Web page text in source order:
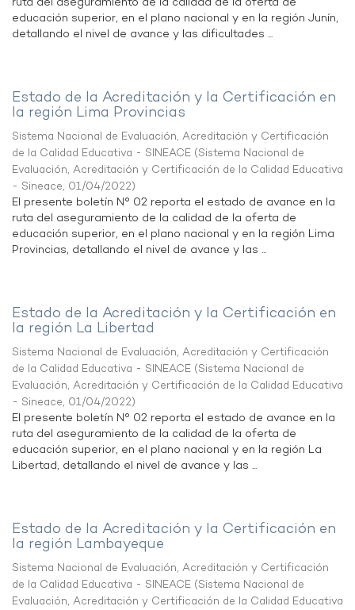
educación superior, en el plano nacional y en la región Junín,
detallando el nivel de avance y las dificultades ...
Estado de la Acreditación y la Certificación en
la región Lima Provincias
Sistema Nacional de Evaluación, Acreditación y Certificación
de la Calidad Educativa - SINEACE (Sistema Nacional de
Evaluación, Acreditación y Certificación de la Calidad Educativa
- Sineace, 01/04/2022)
El presente boletín N° 02 reporta el estado de avance en la
ruta del aseguramiento de la calidad de la oferta de
educación superior, en el plano nacional y en la región Lima
Provincias, detallando el nivel de avance y las ...
Estado de la Acreditación y la Certificación en
la región La Libertad
Sistema Nacional de Evaluación, Acreditación y Certificación
de la Calidad Educativa - SINEACE (Sistema Nacional de
Evaluación, Acreditación y Certificación de la Calidad Educativa
- Sineace, 01/04/2022)
El presente boletín N° 02 reporta el estado de avance en la
ruta del aseguramiento de la calidad de la oferta de
educación superior, en el plano nacional y en la región La
Libertad, detallando el nivel de avance y las ...
Estado de la Acreditación y la Certificación en
la región Lambayeque
Sistema Nacional de Evaluación, Acreditación y Certificación
de la Calidad Educativa - SINEACE (Sistema Nacional de
Evaluación, Acreditación y Certificación de la Calidad Educativa